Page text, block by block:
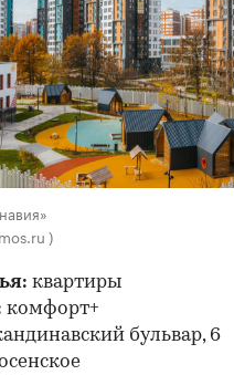
)
квартиры
комфорт+
бульвар, 6